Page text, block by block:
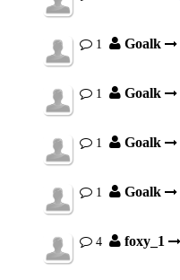
1 Goalk
1 Goalk
1 Goalk
1 Goalk
4 foxy_1